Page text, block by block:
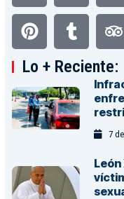
Lo + Reciente:
7